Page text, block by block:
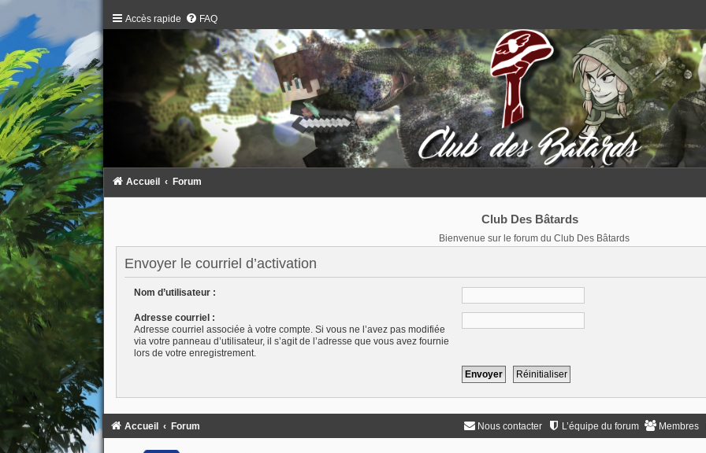
Accès rapide FAQ
Accueil Forum
Club Des Bâtards
Bienvenue sur le forum du Club Des Bâtards
Envoyer le courriel d’activation
Nom d’utilisateur :
Adresse courriel :
Adresse courriel associée à votre compte. Si vous ne l’avez pas modifiée
via votre panneau d’utilisateur, il s’agit de l’adresse que vous avez fournie
lors de votre enregistrement.
Accueil Forum Membres
L’équipe du forum
Nous contacter